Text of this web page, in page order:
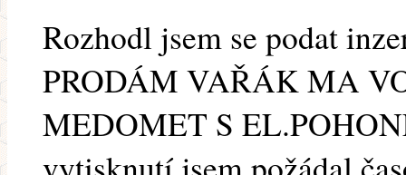
Rozhodl jsem se podat
PRODÁM VAŘÁK MA
MEDOMET S